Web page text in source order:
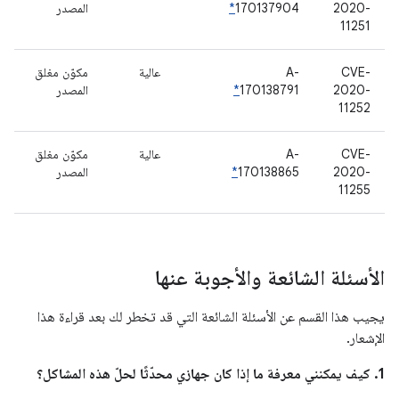
2020-
11251
170137904
* المصدر
CVE-
2020-
11252
A-
170138791
*
عالية
مكوّن مغلق
المصدر
CVE-
2020-
11255
A-
170138865
*
عالية
مكوّن مغلق
المصدر
الأسئلة الشائعة والأجوبة عنها
يجيب هذا القسم عن الأسئلة الشائعة التي قد تخطر لك بعد قراءة هذا
الإشعار.
1. كيف يمكنني معرفة ما إذا كان جهازي محدّثًا لحلّ هذه المشاكل؟